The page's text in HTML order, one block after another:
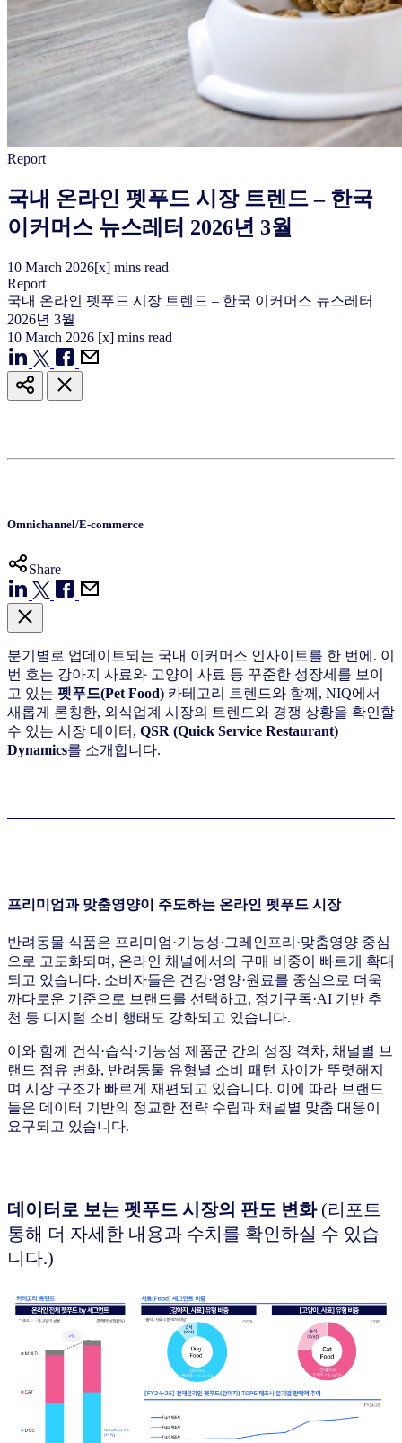
Report
국내 온라인 펫푸드 시장 트렌드 – 한국
이커머스 뉴스레터 2026년 3월
10 March 2026[x] mins read
Report
국내 온라인 펫푸드 시장 트렌드 – 한국 이커머스 뉴스레터
2026년 3월
10 March 2026 [x] mins read
Omnichannel/E-commerce
Share
분기별로 업데이트되는 국내 이커머스 인사이트를 한 번에. 이
번 호는 강아지 사료와 고양이 사료 등 꾸준한 성장세를 보이
고 있는 펫푸드(Pet Food) 카테고리 트렌드와 함께, NIQ에서
새롭게 론칭한, 외식업계 시장의 트렌드와 경쟁 상황을 확인할
수 있는 시장 데이터, QSR (Quick Service Restaurant)
Dynamics를 소개합니다.
프리미엄과 맞춤영양이 주도하는 온라인 펫푸드 시장
반려동물 식품은 프리미엄·기능성·그레인프리·맞춤영양 중심
으로 고도화되며, 온라인 채널에서의 구매 비중이 빠르게 확대
되고 있습니다. 소비자들은 건강·영양·원료를 중심으로 더욱
까다로운 기준으로 브랜드를 선택하고, 정기구독·AI 기반 추
천 등 디지털 소비 행태도 강화되고 있습니다.
이와 함께 건식·습식·기능성 제품군 간의 성장 격차, 채널별 브
랜드 점유 변화, 반려동물 유형별 소비 패턴 차이가 뚜렷해지
며 시장 구조가 빠르게 재편되고 있습니다. 이에 따라 브랜드
들은 데이터 기반의 정교한 전략 수립과 채널별 맞춤 대응이
요구되고 있습니다.
데이터로 보는 펫푸드 시장의 판도 변화(리포트
통해 더 자세한 내용과 수치를 확인하실 수 있습
니다.)